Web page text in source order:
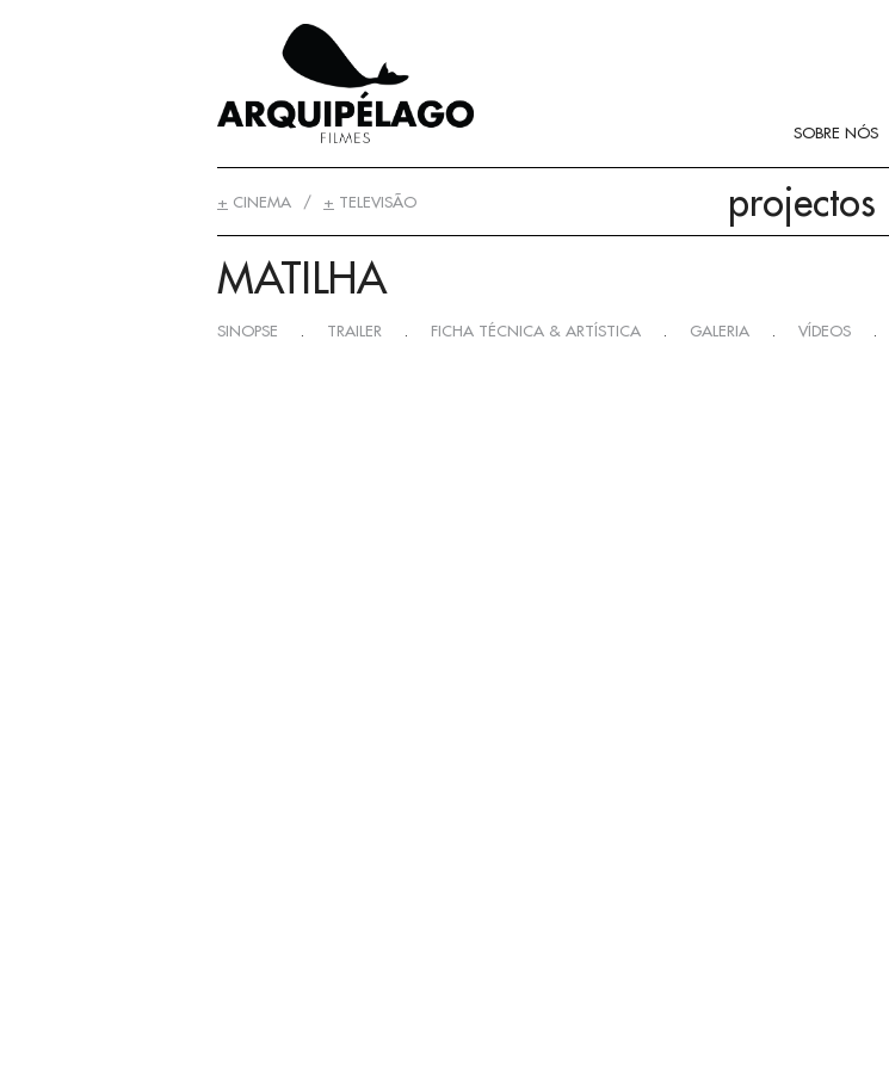
SOBRE NÓS
projectos
+ CINEMA + TELEVISÃO
MATILHA
SINOPSE TRAILER FICHA TÉCNICA & ARTÍSTICA GALERIA VÍDEOS